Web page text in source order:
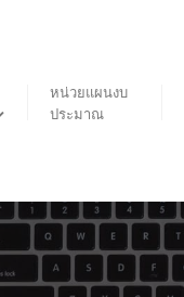
หน่วยแผนงบ
ประมาณ